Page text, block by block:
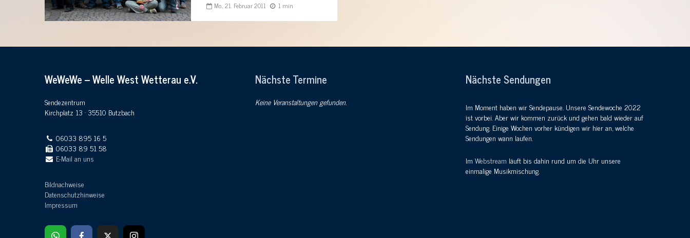
Mo., 21. Februar 2011 1 min
WeWeWe – Welle West Wetterau e.V.
Sendezentrum
Kirchplatz 13 · 35510 Butzbach
06033 895 16 5
06033 89 51 58
E-Mail an uns
Bildnachweise
Datenschutzhinweise
Impressum
Nächste Termine
Keine Veranstaltungen gefunden.
Nächste Sendungen
Im Moment haben wir Sendepause. Unsere Sendewoche 2022
ist vorbei. Aber wir kommen zurück und gehen bald wieder auf
Sendung. Einige Wochen vorher kündigen wir hier an, welche
Sendungen wann laufen.
Im Webstream läuft bis dahin rund um die Uhr unsere
einmalige Musikmischung.